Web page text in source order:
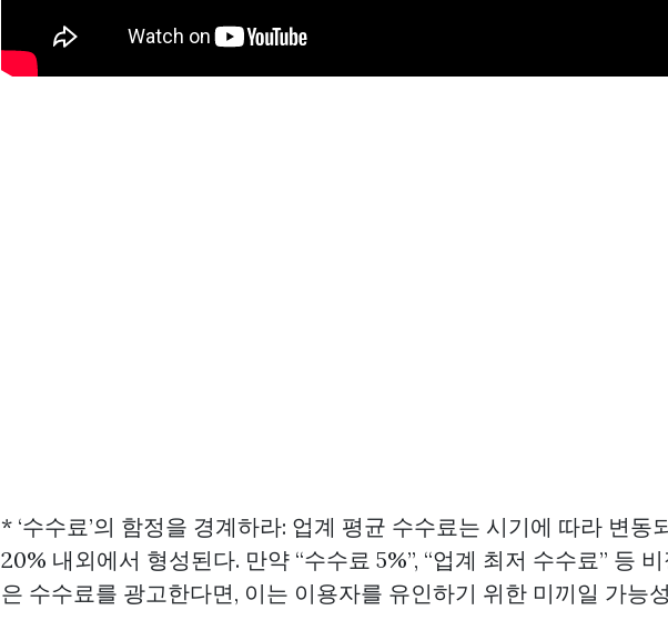
* ‘수수료’의 함정을 경계하라: 업계 평균 수수료는 시기에 따라 변동
20% 내외에서 형성된다. 만약 “수수료 5%”, “업계 최저 수수료” 등
은 수수료를 광고한다면, 이는 이용자를 유인하기 위한 미끼일 가능